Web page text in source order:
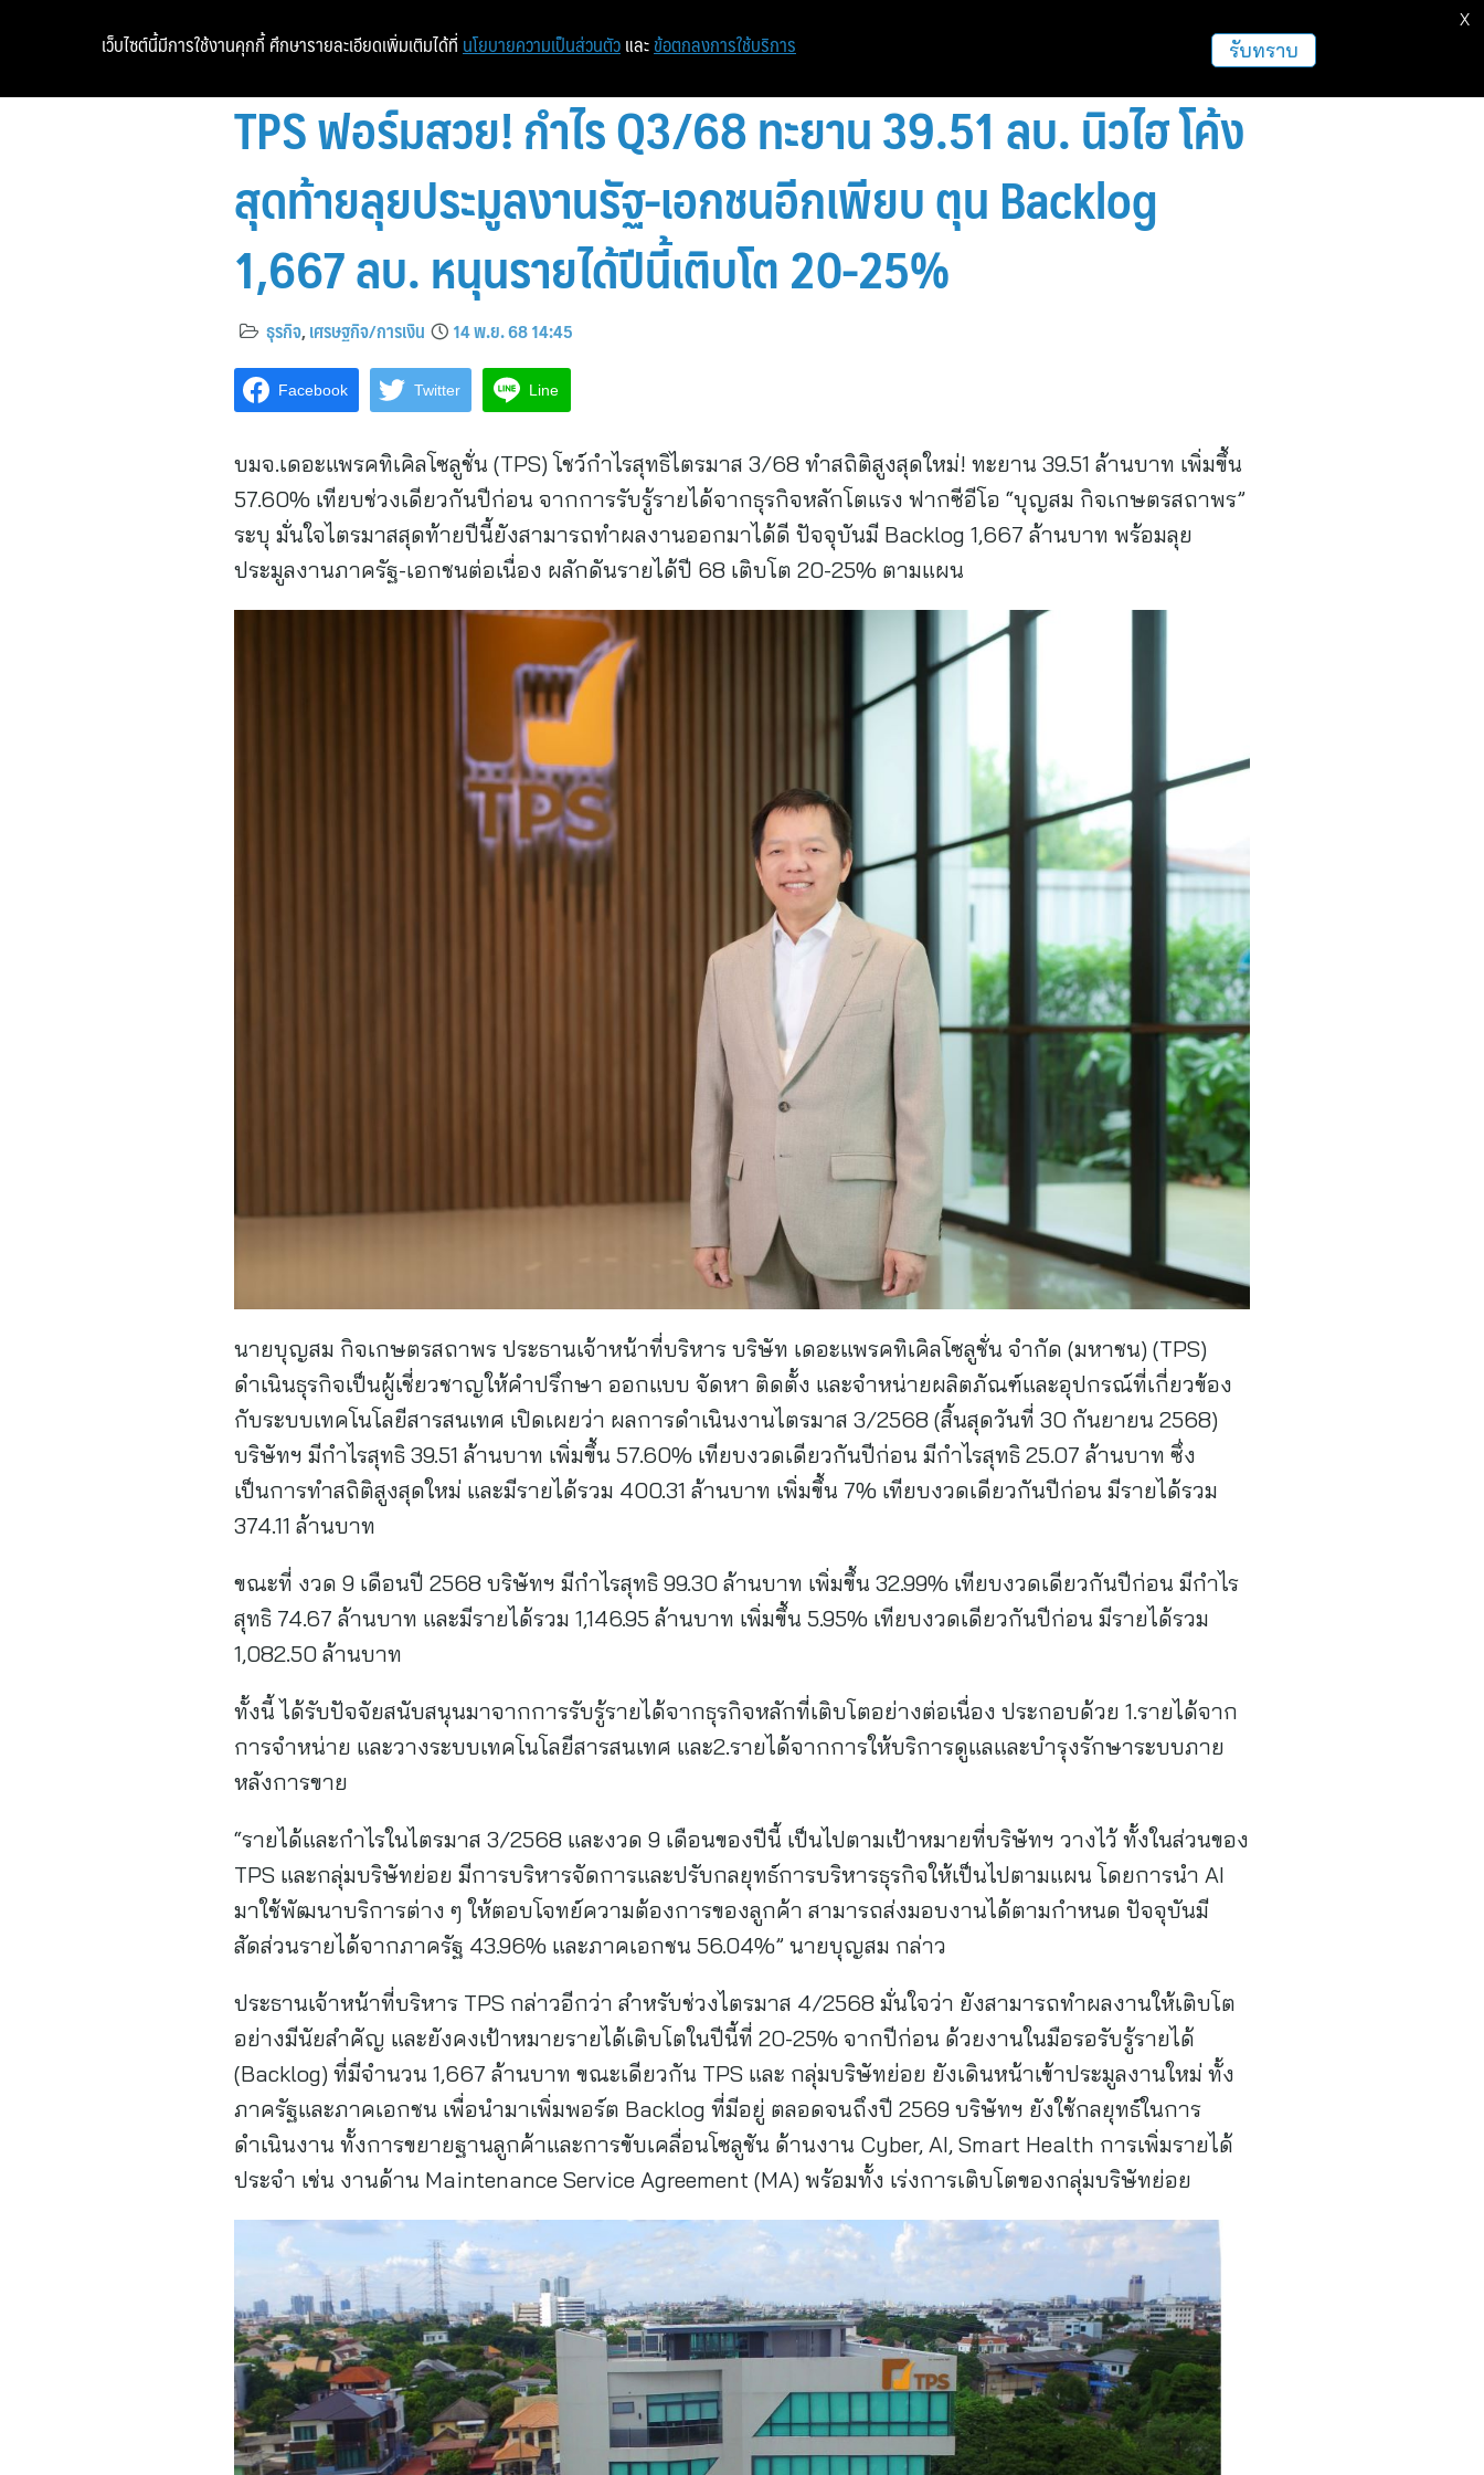
หน้าแรก ท่องเที่ยว ฝากข่าวประชาสัมพันธ์
TPS ฟอร์มสวย! กำไร Q3/68 ทะยาน 39.51 ลบ. นิวไฮ โค้ง
สุดท้ายลุยประมูลงานรัฐ-เอกชนอีกเพียบ ตุน Backlog
1,667 ลบ. หนุนรายได้ปีนี้เติบโต 20-25%
ธุรกิจ,เศรษฐกิจ/การเงิน 14 พ.ย. 68 14:45
Facebook Twitter Line
บมจ.เดอะแพรคทิเคิลโซลูชั่น (TPS) โชว์กำไรสุทธิไตรมาส 3/68 ทำสถิติสูงสุดใหม่! ทะยาน 39.51 ล้านบาท เพิ่มขึ้น
57.60% เทียบช่วงเดียวกันปีก่อน จากการรับรู้รายได้จากธุรกิจหลักโตแรง ฟากซีอีโอ “บุญสม กิจเกษตรสถาพร”
ระบุ มั่นใจไตรมาสสุดท้ายปีนี้ยังสามารถทำผลงานออกมาได้ดี ปัจจุบันมี Backlog 1,667 ล้านบาท พร้อมลุย
ประมูลงานภาครัฐ-เอกชนต่อเนื่อง ผลักดันรายได้ปี 68 เติบโต 20-25% ตามแผน
นายบุญสม กิจเกษตรสถาพร ประธานเจ้าหน้าที่บริหาร บริษัท เดอะแพรคทิเคิลโซลูชั่น จำกัด (มหาชน) (TPS)
ดำเนินธุรกิจเป็นผู้เชี่ยวชาญให้คำปรึกษา ออกแบบ จัดหา ติดตั้ง และจำหน่ายผลิตภัณฑ์และอุปกรณ์ที่เกี่ยวข้อง
กับระบบเทคโนโลยีสารสนเทศ เปิดเผยว่า ผลการดำเนินงานไตรมาส 3/2568 (สิ้นสุดวันที่ 30 กันยายน 2568)
บริษัทฯ มีกำไรสุทธิ 39.51 ล้านบาท เพิ่มขึ้น 57.60% เทียบงวดเดียวกันปีก่อน มีกำไรสุทธิ 25.07 ล้านบาท ซึ่ง
เป็นการทำสถิติสูงสุดใหม่ และมีรายได้รวม 400.31 ล้านบาท เพิ่มขึ้น 7% เทียบงวดเดียวกันปีก่อน มีรายได้รวม
374.11 ล้านบาท
ขณะที่ งวด 9 เดือนปี 2568 บริษัทฯ มีกำไรสุทธิ 99.30 ล้านบาท เพิ่มขึ้น 32.99% เทียบงวดเดียวกันปีก่อน มีกำไร
สุทธิ 74.67 ล้านบาท และมีรายได้รวม 1,146.95 ล้านบาท เพิ่มขึ้น 5.95% เทียบงวดเดียวกันปีก่อน มีรายได้รวม
1,082.50 ล้านบาท
ทั้งนี้ ได้รับปัจจัยสนับสนุนมาจากการรับรู้รายได้จากธุรกิจหลักที่เติบโตอย่างต่อเนื่อง ประกอบด้วย 1.รายได้จาก
การจำหน่าย และวางระบบเทคโนโลยีสารสนเทศ และ2.รายได้จากการให้บริการดูแลและบำรุงรักษาระบบภาย
หลังการขาย
“รายได้และกำไรในไตรมาส 3/2568 และงวด 9 เดือนของปีนี้ เป็นไปตามเป้าหมายที่บริษัทฯ วางไว้ ทั้งในส่วนของ
TPS และกลุ่มบริษัทย่อย มีการบริหารจัดการและปรับกลยุทธ์การบริหารธุรกิจให้เป็นไปตามแผน โดยการนำ AI
มาใช้พัฒนาบริการต่าง ๆ ให้ตอบโจทย์ความต้องการของลูกค้า สามารถส่งมอบงานได้ตามกำหนด ปัจจุบันมี
สัดส่วนรายได้จากภาครัฐ 43.96% และภาคเอกชน 56.04%” นายบุญสม กล่าว
ประธานเจ้าหน้าที่บริหาร TPS กล่าวอีกว่า สำหรับช่วงไตรมาส 4/2568 มั่นใจว่า ยังสามารถทำผลงานให้เติบโต
อย่างมีนัยสำคัญ และยังคงเป้าหมายรายได้เติบโตในปีนี้ที่ 20-25% จากปีก่อน ด้วยงานในมือรอรับรู้รายได้
(Backlog) ที่มีจำนวน 1,667 ล้านบาท ขณะเดียวกัน TPS และ กลุ่มบริษัทย่อย ยังเดินหน้าเข้าประมูลงานใหม่ ทั้ง
ภาครัฐและภาคเอกชน เพื่อนำมาเพิ่มพอร์ต Backlog ที่มีอยู่ ตลอดจนถึงปี 2569 บริษัทฯ ยังใช้กลยุทธ์ในการ
ดำเนินงาน ทั้งการขยายฐานลูกค้าและการขับเคลื่อนโซลูชัน ด้านงาน Cyber, AI, Smart Health การเพิ่มรายได้
ประจำ เช่น งานด้าน Maintenance Service Agreement (MA) พร้อมทั้ง เร่งการเติบโตของกลุ่มบริษัทย่อย
เว็บไซต์นี้มีการใช้งานคุกกี้ ศึกษารายละเอียดเพิ่มเติมได้ที่ นโยบายความเป็นส่วนตัว และ ข้อตกลงการใช้บริการ รับทราบ
X